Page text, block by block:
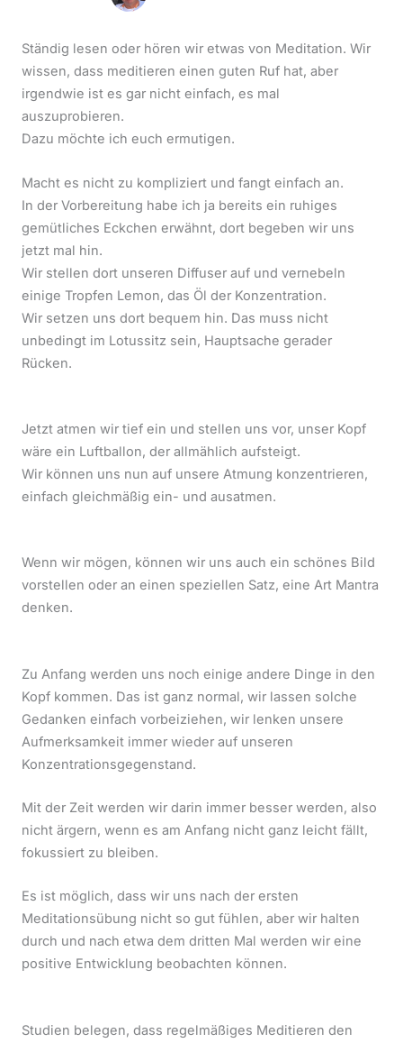
Ständig lesen oder hören wir etwas von Meditation. Wir
wissen, dass meditieren einen guten Ruf hat, aber
irgendwie ist es gar nicht einfach, es mal
auszuprobieren.
Dazu möchte ich euch ermutigen.
Macht es nicht zu kompliziert und fangt einfach an.
In der Vorbereitung habe ich ja bereits ein ruhiges
gemütliches Eckchen erwähnt, dort begeben wir uns
jetzt mal hin.
Wir stellen dort unseren Diffuser auf und vernebeln
einige Tropfen Lemon, das Öl der Konzentration.
Wir setzen uns dort bequem hin. Das muss nicht
unbedingt im Lotussitz sein, Hauptsache gerader
Rücken.
Jetzt atmen wir tief ein und stellen uns vor, unser Kopf
wäre ein Luftballon, der allmählich aufsteigt.
Wir können uns nun auf unsere Atmung konzentrieren,
einfach gleichmäßig ein- und ausatmen.
Wenn wir mögen, können wir uns auch ein schönes Bild
vorstellen oder an einen speziellen Satz, eine Art Mantra
denken.
Zu Anfang werden uns noch einige andere Dinge in den
Kopf kommen. Das ist ganz normal, wir lassen solche
Gedanken einfach vorbeiziehen, wir lenken unsere
Aufmerksamkeit immer wieder auf unseren
Konzentrationsgegenstand.
Mit der Zeit werden wir darin immer besser werden, also
nicht ärgern, wenn es am Anfang nicht ganz leicht fällt,
fokussiert zu bleiben.
Es ist möglich, dass wir uns nach der ersten
Meditationsübung nicht so gut fühlen, aber wir halten
durch und nach etwa dem dritten Mal werden wir eine
positive Entwicklung beobachten können.
Studien belegen, dass regelmäßiges Meditieren den